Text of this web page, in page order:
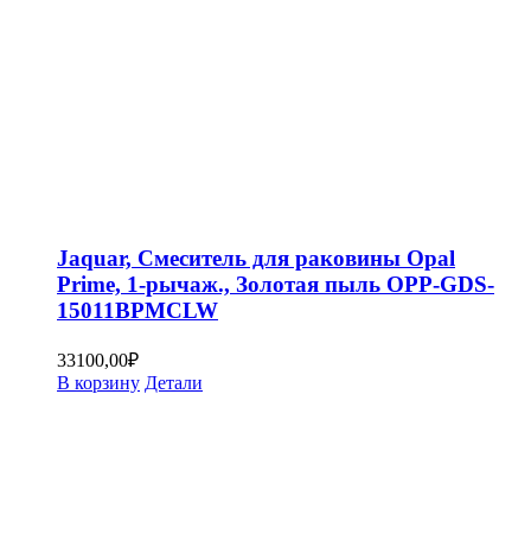
Jaquar, Смеситель для раковины Opal
Prime, 1-рычаж., Золотая пыль OPP-GDS-
15011BPMCLW
33100,00₽
В корзину Детали